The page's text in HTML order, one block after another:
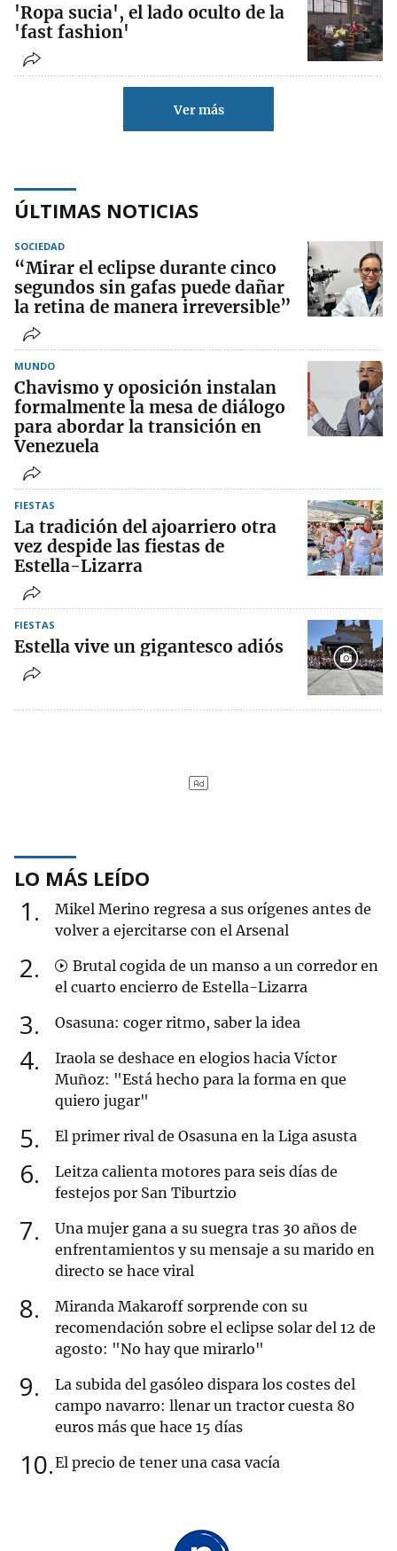
'Ropa sucia', el lado oculto de la
'fast fashion'
Ver más
ÚLTIMAS NOTICIAS
SOCIEDAD
“Mirar el eclipse durante cinco
segundos sin gafas puede dañar
la retina de manera irreversible”
MUNDO
Chavismo y oposición instalan
formalmente la mesa de diálogo
para abordar la transición en
Venezuela
FIESTAS
La tradición del ajoarriero otra
vez despide las fiestas de
Estella-Lizarra
FIESTAS
Estella vive un gigantesco adiós
LO MÁS LEÍDO
1
Mikel Merino regresa a sus orígenes antes de
volver a ejercitarse con el Arsenal
2
Brutal cogida de un manso a un corredor en
el cuarto encierro de Estella-Lizarra
3 Osasuna: coger ritmo, saber la idea
4
Iraola se deshace en elogios hacia Víctor
Muñoz: "Está hecho para la forma en que
quiero jugar"
5 El primer rival de Osasuna en la Liga asusta
6
Leitza calienta motores para seis días de
festejos por San Tiburtzio
7
Una mujer gana a su suegra tras 30 años de
enfrentamientos y su mensaje a su marido en
directo se hace viral
8
Miranda Makaroff sorprende con su
recomendación sobre el eclipse solar del 12 de
agosto: "No hay que mirarlo"
9
La subida del gasóleo dispara los costes del
campo navarro: llenar un tractor cuesta 80
euros más que hace 15 días
10 El precio de tener una casa vacía